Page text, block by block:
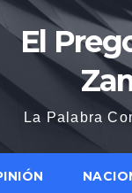
El
La Palabra